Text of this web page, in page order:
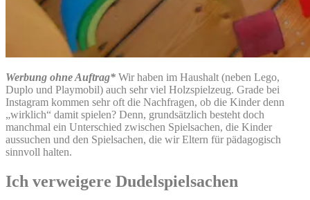
Werbung ohne Auftrag* Wir haben im Haushalt (neben Lego,
Duplo und Playmobil) auch sehr viel Holzspielzeug. Grade bei
Instagram kommen sehr oft die Nachfragen, ob die Kinder denn
„wirklich“ damit spielen? Denn, grundsätzlich besteht doch
manchmal ein Unterschied zwischen Spielsachen, die Kinder
aussuchen und den Spielsachen, die wir Eltern für pädagogisch
sinnvoll halten.
Ich verweigere Dudelspielsachen